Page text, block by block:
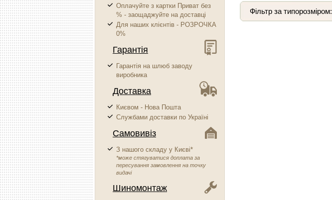
Оплачуйте з картки Приват без
% - заощаджуйте на доставці
Для наших клієнтів - РОЗРОЧКА
0%
Гарантія
Гарантія на шлюб заводу
виробника
Доставка
Києвом - Нова Пошта
Службами доставки по Україні
Самовивіз
З нашого складу у Києві*
*може стягуватися доплата за
пересування замовлення на точку
видачі
Шиномонтаж
Фільтр за типорозміром: